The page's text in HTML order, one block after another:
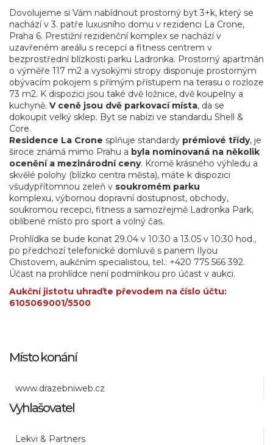
Dovolujeme si Vám nabídnout prostorný byt 3+k, který se
nachází v 3. patře luxusního domu v rezidenci La Crone,
Praha 6. Prestižní rezidenční komplex se nachází v
uzavřeném areálu s recepcí a fitness centrem v
bezprostřední blízkosti parku Ladronka. Prostorný apartmán
o výměře 117 m2 a vysokými stropy disponuje prostorným
obývacím pokojem s přímým přístupem na terasu o rozloze
73 m2. K dispozici jsou také dvě ložnice, dvě koupelny a
kuchyně. V ceně jsou dvě parkovací místa, da se
dokoupit velký sklep. Byt se nabízi ve standardu Shell &
Core.
Residence La Crone splňuje standardy prémiové třídy, je
široce známá mimo Prahu a byla nominovaná na několik
ocenění a mezinárodní ceny. Kromě krásného výhledu a
skvělé polohy (blízko centra města), máte k dispozici
všudypřítomnou zeleň v soukromém parku
komplexu, výbornou dopravní dostupnost, obchody,
soukromou recepci, fitness a samozřejmě Ladronka Park,
oblíbené místo pro sport a volný čas.
Prohlídka se bude konat 29.04 v 10:30 a 13.05 v 10:30 hod.,
po předchozí telefonické domluvě s panem Ilyou
Chistovem, aukčním specialistou, tel.: +420 775 566 392.
Účast na prohlídce není podmínkou pro účast v aukci.
Aukční jistotu uhraďte převodem na číslo účtu:
6105069001/5500
Místo konání
www.drazebniweb.cz
Vyhlašovatel
Lekvi & Partners